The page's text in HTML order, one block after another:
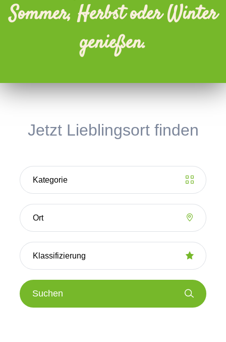
Sommer, Herbst oder Winter
genießen.
Jetzt Lieblingsort finden
Suchen